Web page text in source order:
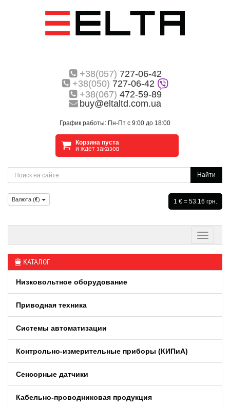
+38(057) 727-06-42
+38(050) 727-06-42
+38(067) 472-59-89
buy@eltaltd.com.ua
График работы: Пн-Пт с 9:00 до 18:00
Корзина пуста
и ждет заказов
Найти
Валюта (€) 1 € = 53.16 грн.
КАТАЛОГ
Низковольтное оборудование
Приводная техника
Системы автоматизации
Контрольно-измерительные приборы (КИПиA)
Сенсорные датчики
Кабельно-проводниковая продукция